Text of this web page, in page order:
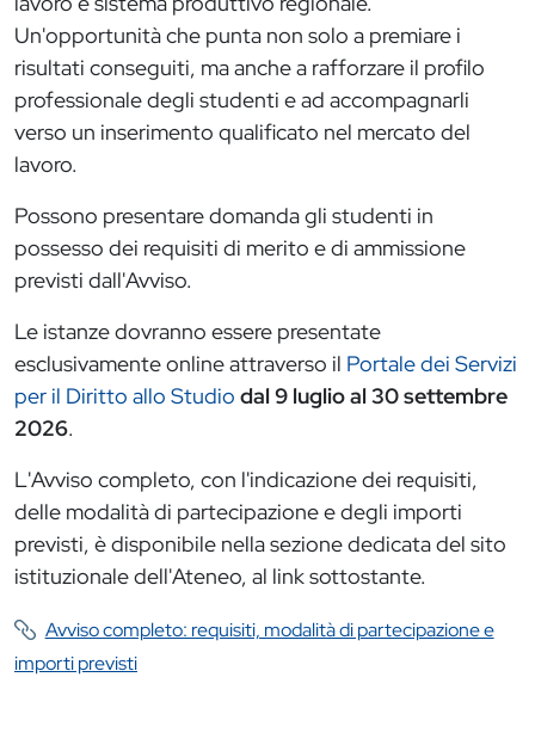
Un'opportunità che punta non solo a premiare i
risultati conseguiti, ma anche a rafforzare il profilo
professionale degli studenti e ad accompagnarli
verso un inserimento qualificato nel mercato del
lavoro.
Possono presentare domanda gli studenti in
possesso dei requisiti di merito e di ammissione
previsti dall'Avviso.
Le istanze dovranno essere presentate
esclusivamente online attraverso il Portale dei Servizi
per il Diritto allo Studio dal 9 luglio al 30 settembre
2026.
L'Avviso completo, con l'indicazione dei requisiti,
delle modalità di partecipazione e degli importi
previsti, è disponibile nella sezione dedicata del sito
istituzionale dell'Ateneo, al link sottostante.
Avviso completo: requisiti, modalità di partecipazione e
importi previsti